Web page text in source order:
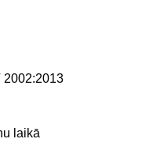
2002:2013
laikā